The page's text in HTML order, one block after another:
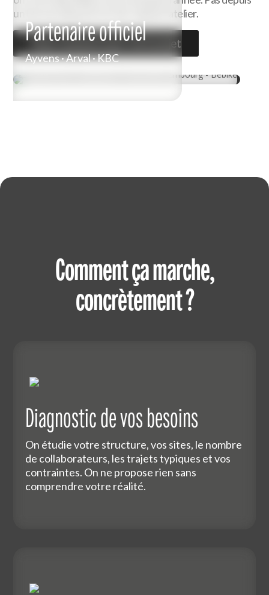
un bureau depuis le terrain, depuis l'atelier.
Nous contacter pour votre projet
Partenaire officiel
Ayvens · Arval · KBC
Comment ça marche,
concrètement ?
Diagnostic de vos besoins
On étudie votre structure, vos sites, le nombre
de collaborateurs, les trajets typiques et vos
contraintes. On ne propose rien sans
comprendre votre réalité.